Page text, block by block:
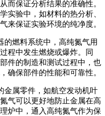
而保证分析结果的准确性。
实验中，如材料的热分析、
来保证实验环境的纯净度。
的燃料系统中，高纯氮气用
程中发生燃烧或爆炸。同
件的制造和测试过程中，也
确保部件的性能和可靠性。
金属零件，如航空发动机叶
气可以更好地防止金属在高
炉中，通入高纯氮气作为保